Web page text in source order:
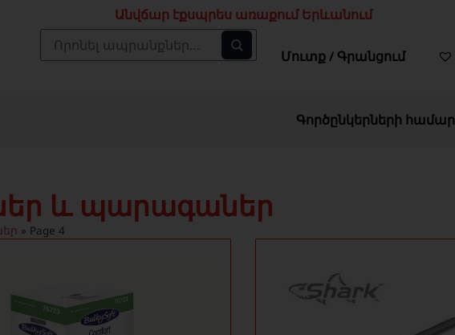
Անվճար էքսպրես առաքում Երևանում
Մուտք / Գրանցում
Գործընկերների համար
և պարագաներ
» Page 4